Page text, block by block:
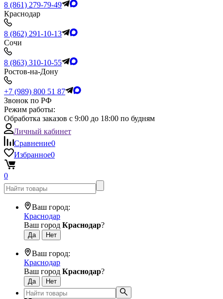
8 (861) 279-79-49
Краснодар
8 (862) 291-10-13
Сочи
8 (863) 310-10-55
Ростов-на-Дону
+7 (989) 800 51 87
Звонок по РФ
Режим работы:
Обработка заказов с 9:00 до 18:00 по будням
Личный кабинет
Сравнение0
Избранное0
0
Ваш город:
Краснодар
Ваш город Краснодар?
Ваш город:
Краснодар
Ваш город Краснодар?